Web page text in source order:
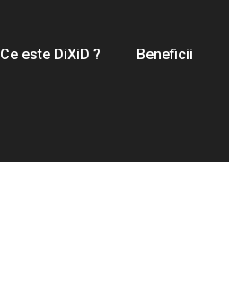
Ce este DiXiD ? Beneficii